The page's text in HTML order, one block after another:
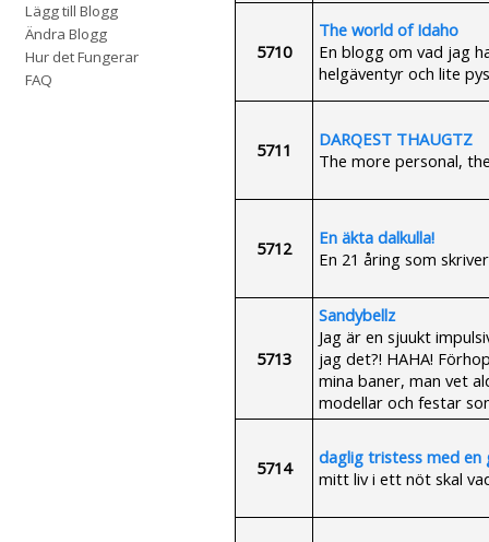
Lägg till Blogg
Ändra Blogg
Hur det Fungerar
FAQ
5710
The world of Idaho
En blogg om vad jag
helgäventyr och lite
5711
DARQEST THAUGTZ
The more personal,
5712
En äkta dalkulla!
En 21 åring som
5713
Sandybellz
Jag är en sjuukt
jag det?! HAHA!
mina baner, man vet
modellar och festar
5714
daglig tristess med en
mitt liv i ett nöt skal